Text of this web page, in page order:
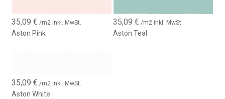
Traditionelle horizontale Verlegung, für einen klassischen Look
Darüber hinaus sorgt die glänzende Oberfläche für mehr
Helligkeit und Raumgefühl, perfekt für Bereiche mit wenig
35,09€ /m2 inkl. MwSt.
Aston Pink
35,09 € /m2 inkl. MwSt.
Aston Teal
35,09€ /m2 inkl. MwSt.
Aston White